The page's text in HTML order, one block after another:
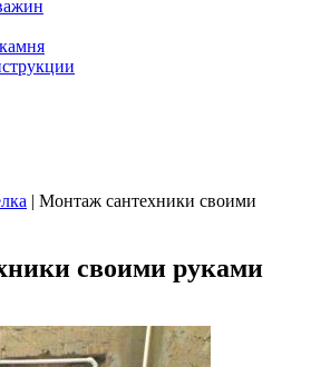
| Монтаж сантехники своими
своими руками